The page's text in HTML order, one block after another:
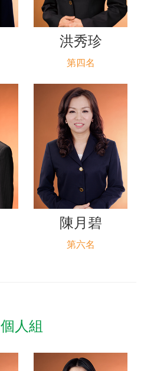
洪秀珍
第四名
陳月碧
第六名
個人組